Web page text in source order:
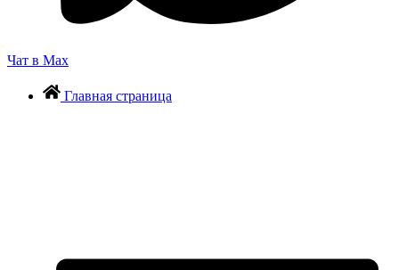
Чат в Max
Главная страница